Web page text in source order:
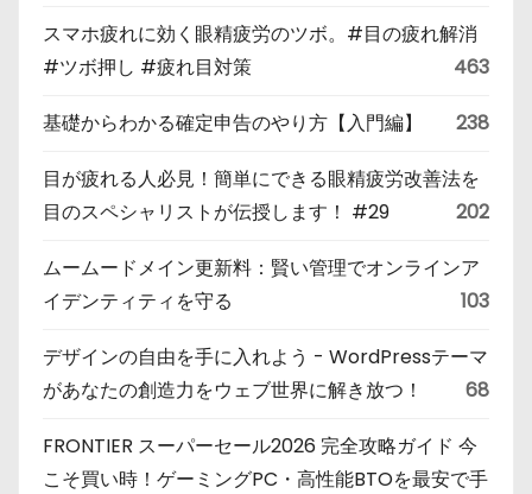
スマホ疲れに効く眼精疲労のツボ。#目の疲れ解消
#ツボ押し #疲れ目対策
463
基礎からわかる確定申告のやり方【入門編】 238
目が疲れる人必見！簡単にできる眼精疲労改善法を
目のスペシャリストが伝授します！ #29
202
ムームードメイン更新料：賢い管理でオンラインア
イデンティティを守る
103
デザインの自由を手に入れよう - WordPressテーマ
があなたの創造力をウェブ世界に解き放つ！
68
FRONTIER スーパーセール2026 完全攻略ガイド 今
こそ買い時！ゲーミングPC・高性能BTOを最安で手